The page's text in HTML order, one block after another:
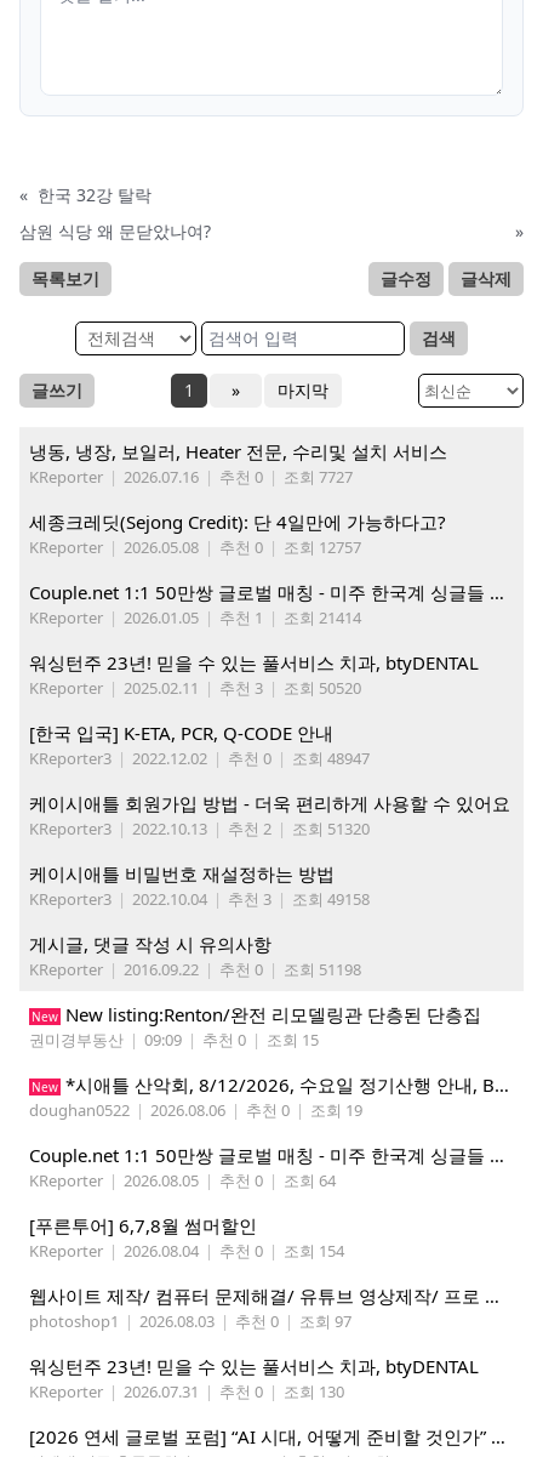
« 한국 32강 탈락
삼원 식당 왜 문닫았나여?
»
목록보기 글수정 글삭제
검색
글쓰기 1 » 마지막
냉동, 냉장, 보일러, Heater 전문, 수리및 설치 서비스
KReporter | 2026.07.16 | 추천 0 | 조회 7727
세종크레딧(Sejong Credit): 단 4일만에 가능하다고?
KReporter | 2026.05.08 | 추천 0 | 조회 12757
Couple.net 1:1 50만쌍 글로벌 매칭 - 미주 한국계 싱글들 모이세요
KReporter | 2026.01.05 | 추천 1 | 조회 21414
워싱턴주 23년! 믿을 수 있는 풀서비스 치과, btyDENTAL
KReporter | 2025.02.11 | 추천 3 | 조회 50520
[한국 입국] K-ETA, PCR, Q-CODE 안내
KReporter3 | 2022.12.02 | 추천 0 | 조회 48947
케이시애틀 회원가입 방법 - 더욱 편리하게 사용할 수 있어요
KReporter3 | 2022.10.13 | 추천 2 | 조회 51320
케이시애틀 비밀번호 재설정하는 방법
KReporter3 | 2022.10.04 | 추천 3 | 조회 49158
게시글, 댓글 작성 시 유의사항
KReporter | 2016.09.22 | 추천 0 | 조회 51198
New New listing:Renton/완전 리모델링관 단층된 단층집
권미경부동산 | 09:09 | 추천 0 | 조회 15
New *시애틀 산악회, 8/12/2026, 수요일 정기산행 안내, Beckler Peak*
doughan0522 | 2026.08.06 | 추천 0 | 조회 19
Couple.net 1:1 50만쌍 글로벌 매칭 - 미주 한국계 싱글들 모이세요
KReporter | 2026.08.05 | 추천 0 | 조회 64
[푸른투어] 6,7,8월 썸머할인
KReporter | 2026.08.04 | 추천 0 | 조회 154
웹사이트 제작/ 컴퓨터 문제해결/ 유튜브 영상제작/ 프로 사진촬영
photoshop1 | 2026.08.03 | 추천 0 | 조회 97
워싱턴주 23년! 믿을 수 있는 풀서비스 치과, btyDENTAL
KReporter | 2026.07.31 | 추천 0 | 조회 130
[2026 연세 글로벌 포럼] “AI 시대, 어떻게 준비할 것인가” 8월 7-10일 벨뷰 개최